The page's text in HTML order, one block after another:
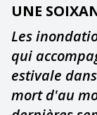
UNE
Les
qui
estivale
mort d'au